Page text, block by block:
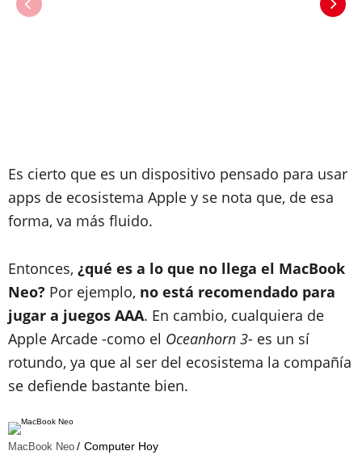
Es cierto que es un dispositivo pensado para usar
apps de ecosistema Apple y se nota que, de esa
forma, va más fluido.
Entonces, ¿qué es a lo que no llega el MacBook
Neo? Por ejemplo, no está recomendado para
jugar a juegos AAA. En cambio, cualquiera de
Apple Arcade -como el Oceanhorn 3- es un sí
rotundo, ya que al ser del ecosistema la compañía
se defiende bastante bien.
MacBook Neo Computer Hoy